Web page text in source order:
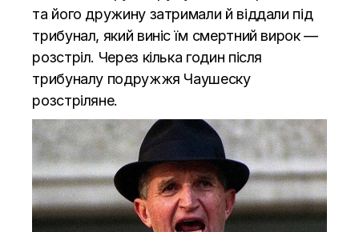
та його дружину затримали й віддали під
трибунал, який виніс їм смертний вирок —
розстріл. Через кілька годин після
трибуналу подружжя Чаушеску
розстріляне.